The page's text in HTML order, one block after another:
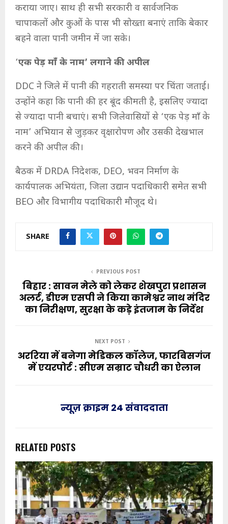
कराया जाए। साथ ही सभी सरकारी व सार्वजनिक
चापाकलों और कुओं के पास भी सोख्ता बनाएं ताकि बेकार
बहने वाला पानी जमीन में जा सके।
‘एक पेड़ माँ के नाम’ लगाने की अपील
DDC ने जिले में पानी की गहराती समस्या पर चिंता जताई।
उन्होंने कहा कि पानी की हर बूंद कीमती है, इसलिए ज्यादा
से ज्यादा पानी बचाएं। सभी जिलेवासियों से ‘एक पेड़ माँ के
नाम’ अभियान से जुड़कर वृक्षारोपण और उसकी देखभाल
करने की अपील की।
बैठक में DRDA निदेशक, DEO, भवन निर्माण के
कार्यपालक अभियंता, जिला उद्यान पदाधिकारी समेत सभी
BEO और विभागीय पदाधिकारी मौजूद थे।
SHARE
PREVIOUS POST
बिहार : सावन मेले को लेकर शेखपुरा प्रशासन
अलर्ट, डीएम एसपी ने किया कामेश्वर नाथ मंदिर
का निरीक्षण, सुरक्षा के कड़े इंतजाम के निर्देश
NEXT POST
अररिया में बनेगा मेडिकल कॉलेज, फारबिसगंज
में एयरपोर्ट : सीएम सम्राट चौधरी का ऐलान
न्यूज़ क्राइम 24 संवाददाता
RELATED POSTS